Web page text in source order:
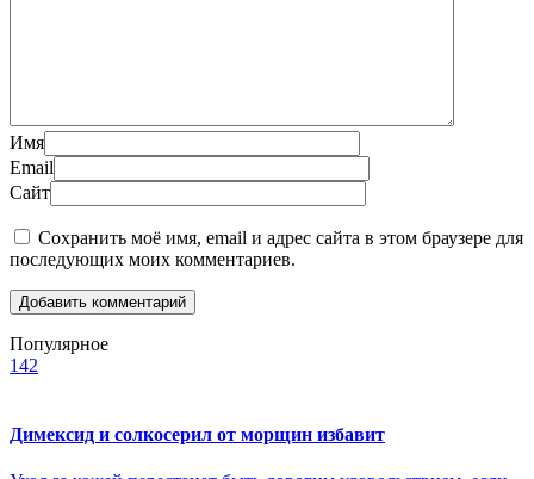
Имя
Email
Сайт
Сохранить моё имя, email и адрес сайта в этом браузере для
последующих моих комментариев.
Популярное
142
Димексид и солкосерил от морщин избавит